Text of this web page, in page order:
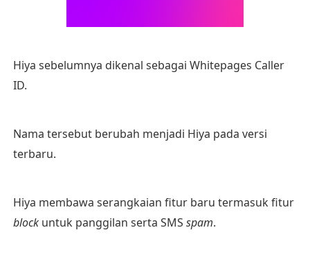
Hiya sebelumnya dikenal sebagai Whitepages Caller
ID.
Nama tersebut berubah menjadi Hiya pada versi
terbaru.
Hiya membawa serangkaian fitur baru termasuk fitur
blockuntuk panggilan serta SMS spam.